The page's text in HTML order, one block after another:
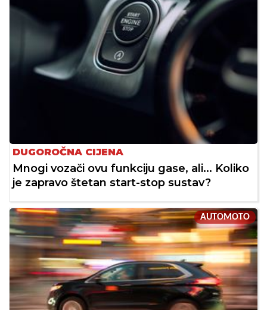
DUGOROČNA CIJENA
Mnogi vozači ovu funkciju gase, ali... Koliko
je zapravo štetan start-stop sustav?
AUTOMOTO